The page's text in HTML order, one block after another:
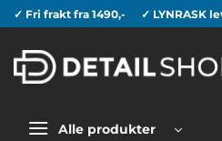
Skip
to
content
✓ Fri frakt fra 1490,- ✓ LYNRASK
Alle produkter